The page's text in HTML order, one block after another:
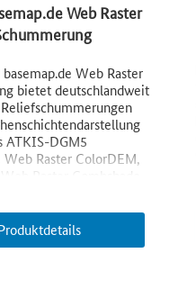
Web Raster
Web Raster
bietet deutschlandweit
ATKIS-DGM5
Web Raster ColorDEM,